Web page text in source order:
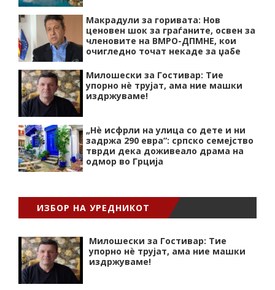
Макрадули за горивата: Нов
ценовен шок за граѓаните, освен за
членовите на ВМРО-ДПМНЕ, кои
очигледно точат некаде за џабе
Милошески за Гостивар: Тие
упорно нѐ трујат, ама ние машки
издржуваме!
„Нѐ исфрли на улица со дете и ни
задржа 290 евра“: српско семејство
тврди дека доживеало драма на
одмор во Грција
ИЗБОР НА УРЕДНИКОТ
Милошески за Гостивар: Тие
упорно нѐ трујат, ама ние машки
издржуваме!